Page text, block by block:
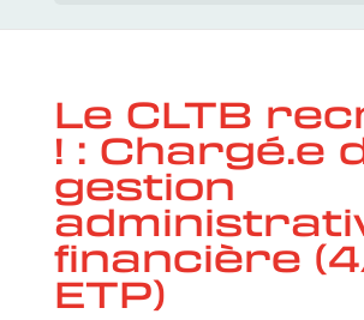
Le CLTB
! : Chargé.e
gestion
financière
ETP)